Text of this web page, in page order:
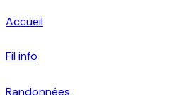
Accueil
Fil info
Randonnées